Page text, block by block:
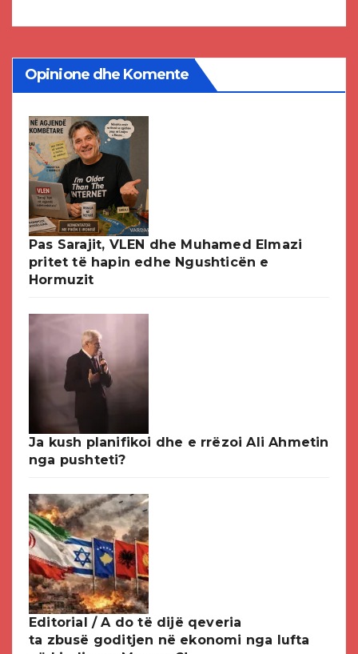
Opinione dhe Komente
Pas Sarajit, VLEN dhe Muhamed Elmazi
pritet të hapin edhe Ngushticën e
Hormuzit
Ja kush planifikoi dhe e rrëzoi Ali Ahmetin
nga pushteti?
Editorial / A do të dijë qeveria
ta zbusë goditjen në ekonomi nga lufta